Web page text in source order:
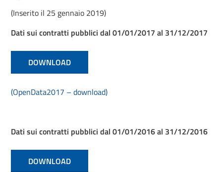
(Inserito il 25 gennaio 2019)
Dati sui contratti pubblici dal 01/01/2017 al 31/12/2017
DOWNLOAD
(OpenData2017 – download)
Dati sui contratti pubblici dal 01/01/2016 al 31/12/2016
DOWNLOAD